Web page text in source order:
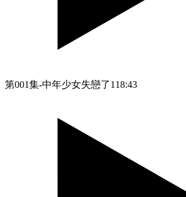
第001集-中年少女失戀了1 18:43